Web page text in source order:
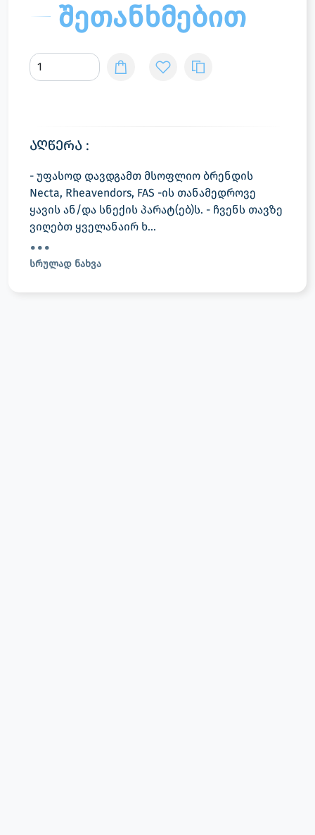
შეთანხმებით
აღწერა :
- უფასოდ დავდგამთ მსოფლიო ბრენდის
Necta, Rheavendors, FAS -ის თანამედროვე
ყავის ან/და სნექის პარატ(ებ)ს. - ჩვენს თავზე
ვიღებთ ყველანაირ ხ...
სრულად ნახვა